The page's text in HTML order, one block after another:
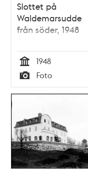
Slottet på
Waldemarsudde
från söder, 1948
Tid
1948
Typ
Foto